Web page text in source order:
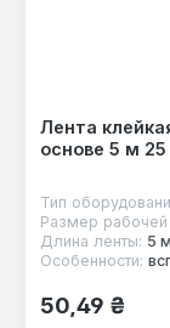
Лента
основе 5 м
Тип
Размер рабочей
Длина ленты: 5 м
Особенности:
Обычная
50,49 ₴